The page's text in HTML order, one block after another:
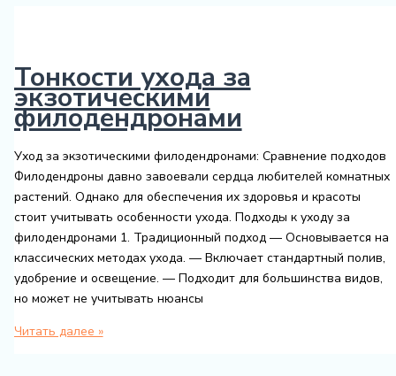
домашних
условиях
Тонкости ухода за
экзотическими
филодендронами
Уход за экзотическими филодендронами: Сравнение подходов
Филодендроны давно завоевали сердца любителей комнатных
растений. Однако для обеспечения их здоровья и красоты
стоит учитывать особенности ухода. Подходы к уходу за
филодендронами 1. Традиционный подход — Основывается на
классических методах ухода. — Включает стандартный полив,
удобрение и освещение. — Подходит для большинства видов,
но может не учитывать нюансы
Тонкости
Читать далее »